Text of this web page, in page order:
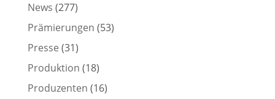
News (277)
Prämierungen (53)
Presse (31)
Produktion (18)
Produzenten (16)